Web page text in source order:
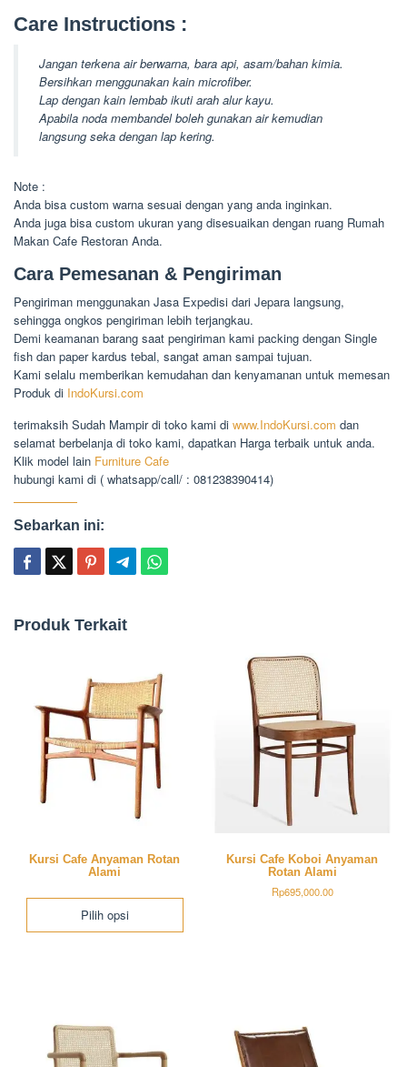
Care Instructions :
Jangan terkena air berwarna, bara api, asam/bahan kimia.
Bersihkan menggunakan kain microfiber.
Lap dengan kain lembab ikuti arah alur kayu.
Apabila noda membandel boleh gunakan air kemudian
langsung seka dengan lap kering.
Note :
Anda bisa custom warna sesuai dengan yang anda inginkan.
Anda juga bisa custom ukuran yang disesuaikan dengan ruang Rumah
Makan Cafe Restoran Anda.
Cara Pemesanan & Pengiriman
Pengiriman menggunakan Jasa Expedisi dari Jepara langsung,
sehingga ongkos pengiriman lebih terjangkau.
Demi keamanan barang saat pengiriman kami packing dengan Single
fish dan paper kardus tebal, sangat aman sampai tujuan.
Kami selalu memberikan kemudahan dan kenyamanan untuk memesan
Produk di IndoKursi.com
terimaksih Sudah Mampir di toko kami di www.IndoKursi.com dan
selamat berbelanja di toko kami, dapatkan Harga terbaik untuk anda.
Klik model lain Furniture Cafe
hubungi kami di ( whatsapp/call/ : 081238390414)
Sebarkan ini:
Produk Terkait
Kursi Cafe Anyaman Rotan
Alami
Pilih opsi
varian.
Pilihan
ini
Kursi Cafe Koboi Anyaman
Rotan Alami
Rp695,000.00